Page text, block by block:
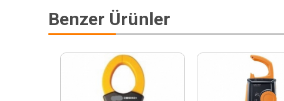
Benzer Ürünler